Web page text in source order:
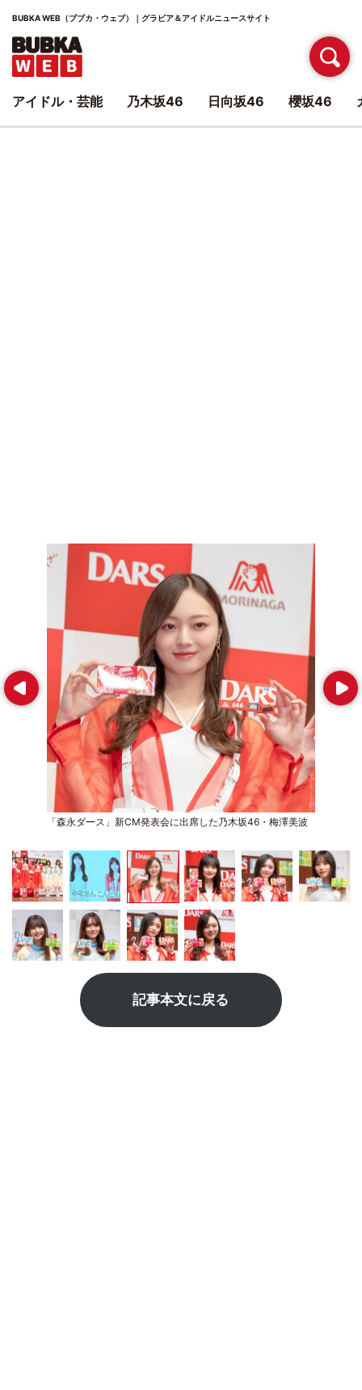
BUBKA WEB（ブブカ・ウェブ）｜グラビア＆アイドルニュースサイト
Prev
「森永ダース」新CM発表会に出席した乃木坂46・梅澤美波
Next
記事本文に戻る
アイドル・芸能 乃木坂46 日向坂46 櫻坂46